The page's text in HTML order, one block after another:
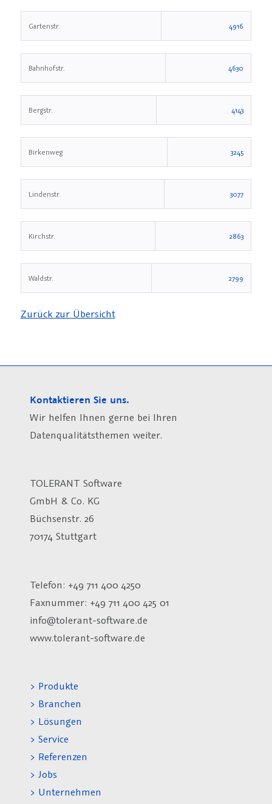
Gartenstr. 4916
Bahnhofstr. 4630
Bergstr. 4143
Birkenweg 3245
Lindenstr. 3077
Kirchstr. 2863
Waldstr. 2799
Zurück zur Übersicht
Kontaktieren Sie uns.
Wir helfen Ihnen gerne bei Ihren
Datenqualitätsthemen weiter.
TOLERANT Software
GmbH & Co. KG
Büchsenstr. 26
70174 Stuttgart
Telefon: +49 711 400 4250
Faxnummer: +49 711 400 425 01
info@tolerant-software.de
www.tolerant-software.de
> Produkte
> Branchen
> Lösungen
> Service
> Referenzen
> Jobs
> Unternehmen